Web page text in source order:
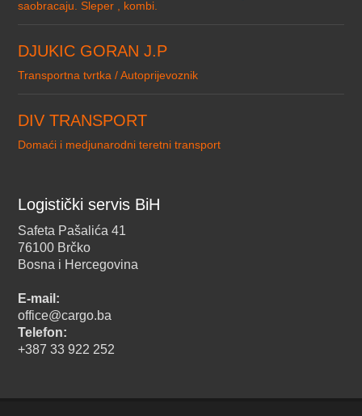
saobracaju. Sleper , kombi.
DJUKIC GORAN J.P
Transportna tvrtka / Autoprijevoznik
DIV TRANSPORT
Domaći i medjunarodni teretni transport
Logistički servis BiH
Safeta Pašalića 41
76100 Brčko
Bosna i Hercegovina
E-mail:
office@cargo.ba
Telefon:
+387 33 922 252